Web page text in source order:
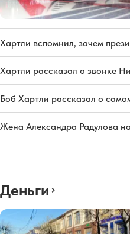
Хартли вспомнил, зачем
Хартли рассказал о звонке
Боб Хартли рассказал о
Жена Александра Радулова
Деньги